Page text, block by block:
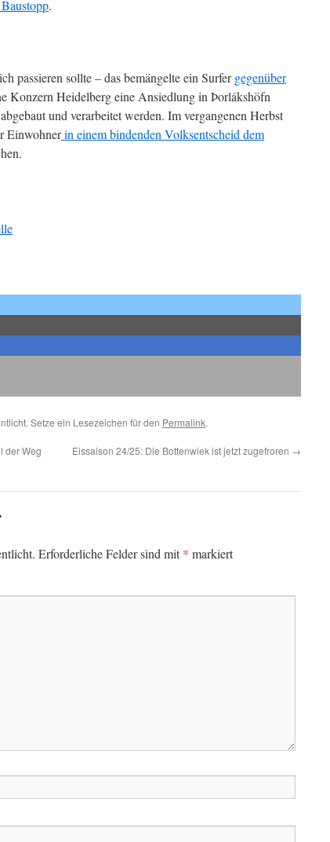
.
passieren sollte – das bemängelte ein Surfergegenüber
Konzern Heidelberg eine Ansiedlung in Þorlákshöfn
und verarbeitet werden. Im vergangenen Herbst
Einwohnerin einem bindenden Volksentscheid dem
Setze ein Lesezeichen für den Permalink.
der Weg
Eissaison 24/25: Die Bottenwiek ist jetzt zugefroren →
Erforderliche Felder sind mit* markiert